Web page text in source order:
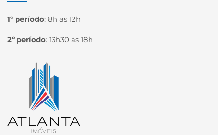
1º período: 8h às 12h
2º período: 13h30 às 18h
Página inicial